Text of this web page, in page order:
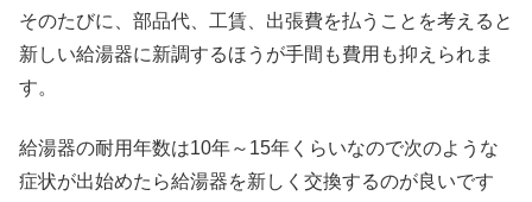
そのたびに、部品代、工賃、出張費を払うことを考えると
新しい給湯器に新調するほうが手間も費用も抑えられま
す。
給湯器の耐用年数は10年～15年くらいなので次のような
症状が出始めたら給湯器を新しく交換するのが良いです